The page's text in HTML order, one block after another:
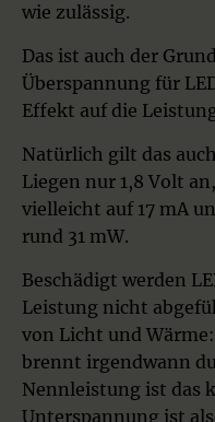
wie zulässig.
Das ist auch der
Überspannung für
Effekt auf die
Natürlich gilt das
Liegen nur 1,8 Volt
vielleicht auf 17 mA
rund 31 mW.
Beschädigt werden
Leistung nicht
von Licht und
brennt irgendwann
Nennleistung ist das
Unterspannung ist